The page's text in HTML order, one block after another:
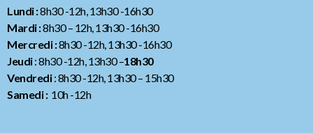
Lundi :8h30 -12h, 13h30 -16h30
Mardi :8h30 – 12h, 13h30 -16h30
Mercredi :8h30 -12h, 13h30 -16h30
Jeudi: 8h30 -12h, 13h30 –18h30
Vendredi: 8h30 -12h, 13h30– 15h30
Samedi :10h -12h